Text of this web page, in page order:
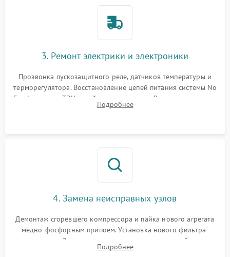
3. Ремонт электрики и электроники
Прозвонка пускозащитного реле, датчиков температуры и
терморегулятора. Восстановление цепей питания системы No
Frost, включая ТЭН оттайки и вентилятор. Ремонт или замена
платы управления при сбоях алгоритмов.
Подробнее
4. Замена неисправных узлов
Демонтаж сгоревшего компрессора и пайка нового агрегата
медно-фосфорным припоем. Установка нового фильтра-
осушителя. Замена изношенных вентиляторов обдува,
сломанных заслонок или поврежденных дверных петель.
Подробнее